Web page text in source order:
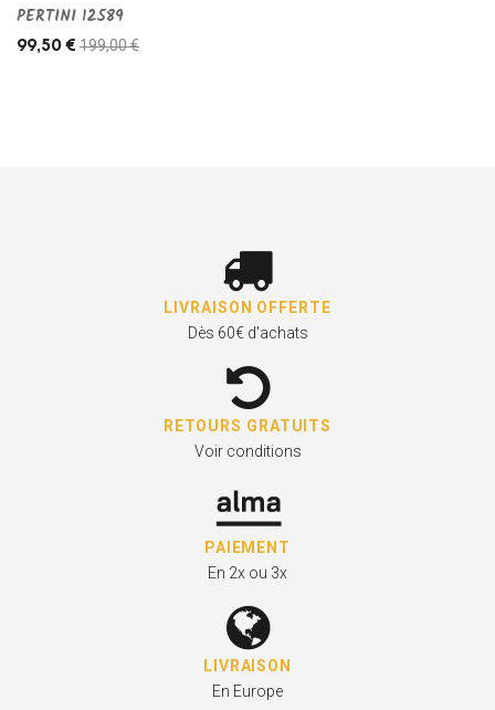
PERTINI 12589
99,50 € 199,00 €
LIVRAISON OFFERTE
Dès 60€ d'achats
RETOURS GRATUITS
Voir conditions
PAIEMENT
En 2x ou 3x
LIVRAISON
En Europe